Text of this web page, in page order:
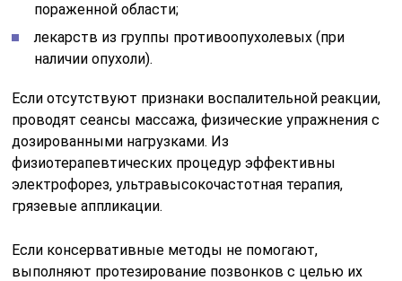
пораженной области;
лекарств из группы противоопухолевых (при
наличии опухоли).
Если отсутствуют признаки воспалительной реакции,
проводят сеансы массажа, физические упражнения с
дозированными нагрузками. Из
физиотерапевтических процедур эффективны
электрофорез, ультравысокочастотная терапия,
грязевые аппликации.
Если консервативные методы не помогают,
выполняют протезирование позвонков с целью их